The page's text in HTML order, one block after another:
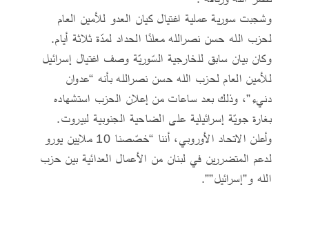
وشجبت سورية عملية اغتيال كيان العدو للأمين العام
لحزب الله حسن نصرالله معلنًا الحداد لمدّة ثلاثة أيام.
وكان بيان سابق للخارجية السّوريّة وصف اغتيال إسرائيل
للأمين العام لحزب الله حسن نصرالله بأنه “عدوان
دنيء”، وذلك بعد ساعات من إعلان الحزب استشهاده
بغارة جويّة إسرائيلية على الضاحية الجنوبية لبيروت.
وأعلن الاتحاد الأوروبي، أننا “خصّصنا 10 ملايين يورو
لدعم المتضررين في لبنان من الأعمال العدائية بين حزب
الله و”إسرائيل””.